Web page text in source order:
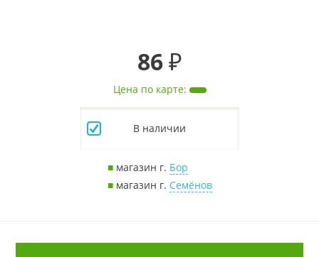
86 ₽
Цена по карте:
В наличии
■магазин г. Бор
■магазин г. Семёнов